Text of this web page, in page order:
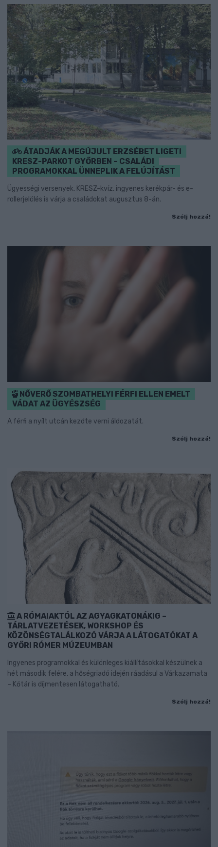
ÁTADJÁK A MEGÚJULT ERZSÉBET LIGETI
KRESZ-PARKOT GYŐRBEN – CSALÁDI
PROGRAMOKKAL ÜNNEPLIK A FELÚJÍTÁST
Ügyességi versenyek, KRESZ-kvíz, ingyenes kerékpár- és e-
rollerjelölés is várja a családokat augusztus 8-án.
Szólj hozzá!
NŐVERŐ SZOMBATHELYI FÉRFI ELLEN EMELT
VÁDAT AZ ÜGYÉSZSÉG
A férfi a nyílt utcán kezdte verni áldozatát.
Szólj hozzá!
A RÓMAIAKTÓL AZ AGYAGKATONÁKIG –
TÁRLATVEZETÉSEK, WORKSHOP ÉS
KÖZÖNSÉGTALÁLKOZÓ VÁRJA A LÁTOGATÓKAT A
GYŐRI RÓMER MÚZEUMBAN
Ingyenes programokkal és különleges kiállításokkal készülnek a
hét második felére, a hőségriadó idején ráadásul a Várkazamata
– Kőtár is díjmentesen látogatható.
Szólj hozzá!